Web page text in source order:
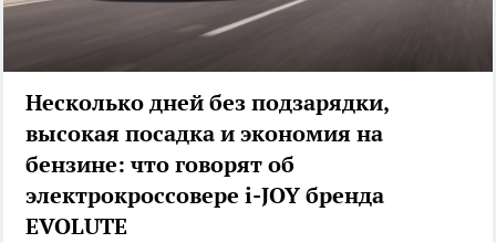
Несколько дней без подзарядки,
высокая посадка и экономия на
бензине: что говорят об
электрокроссовере i-JOY бренда
EVOLUTE